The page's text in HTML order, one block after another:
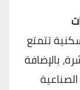
تتمتع
بالإضافة